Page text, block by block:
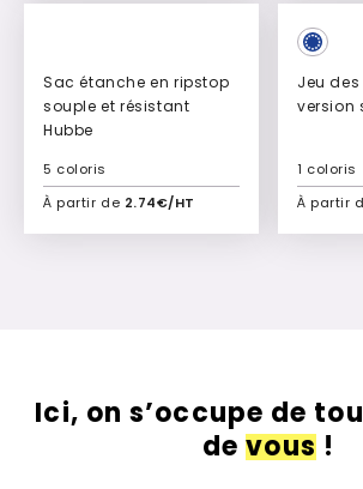
Sac étanche en ripstop
souple et résistant
Hubbe
À partir de 2.74€/HT
5 coloris
Ajouter à mon devis
Jeu
version
À partir
1 coloris
Ici, on s’occupe de
devous!